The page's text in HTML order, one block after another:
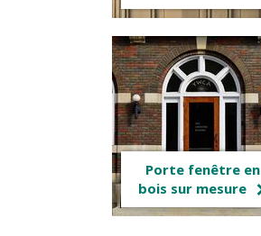
Porte fenêtre en
bois sur mesure